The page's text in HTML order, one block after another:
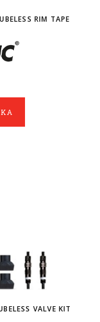
RIM TAPE
VALVE KIT